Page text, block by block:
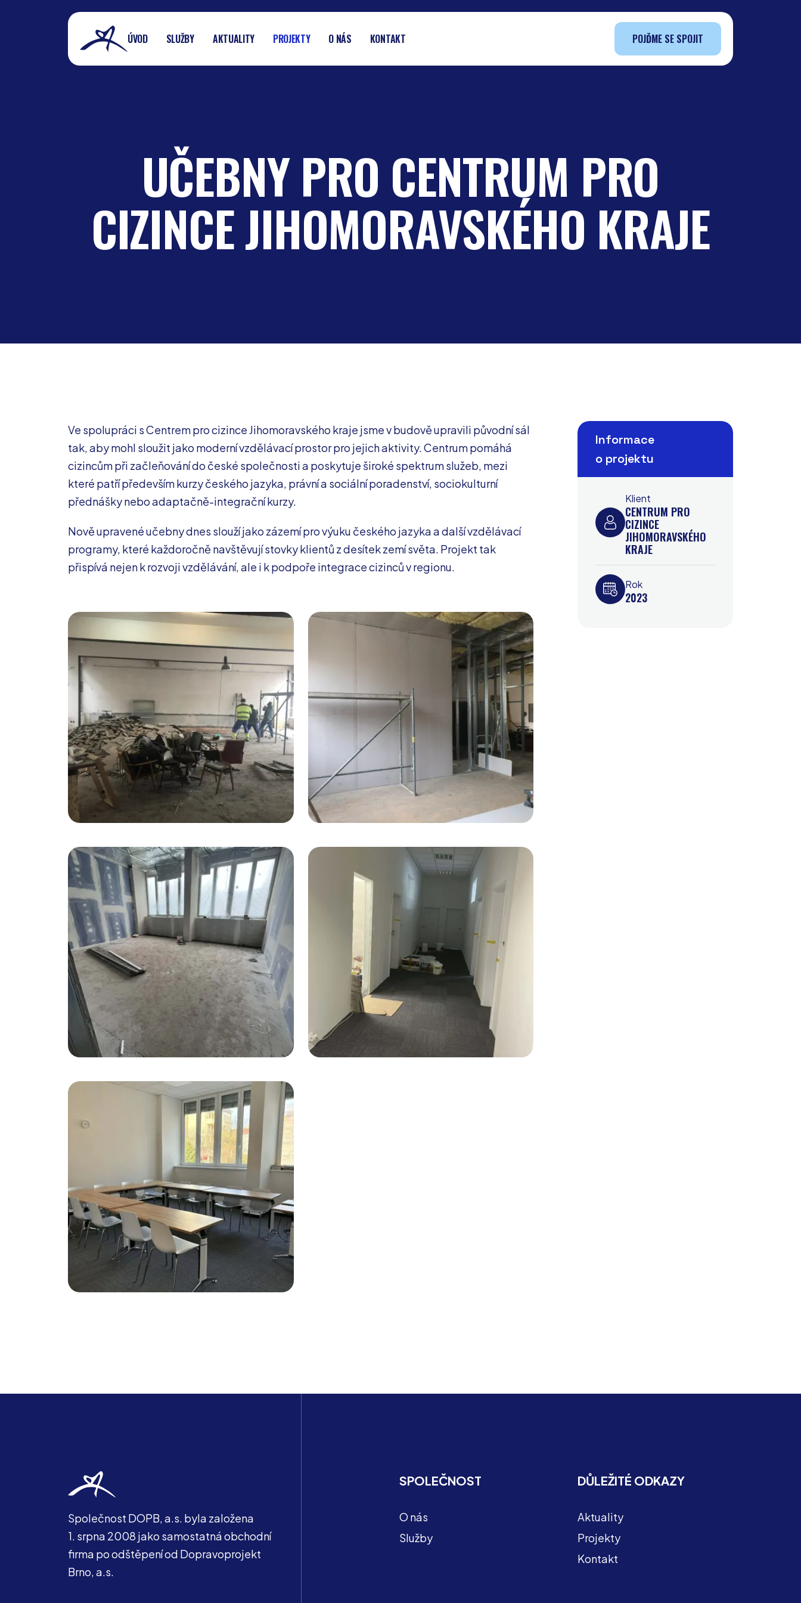
ÚVOD SLUŽBY AKTUALITY PROJEKTY O NÁS KONTAKT POJĎME SE SPOJIT
UČEBNY PRO CENTRUM PRO
CIZINCE JIHOMORAVSKÉHO KRAJE
Ve spolupráci s Centrem pro cizince Jihomoravského kraje jsme v budově upravili původní sál
tak, aby mohl sloužit jako moderní vzdělávací prostor pro jejich aktivity. Centrum pomáhá
cizincům při začleňování do české společnosti a poskytuje široké spektrum služeb, mezi
které patří především kurzy českého jazyka, právní a sociální poradenství, sociokulturní
přednášky nebo adaptačně-integrační kurzy.
Nově upravené učebny dnes slouží jako zázemí pro výuku českého jazyka a další vzdělávací
programy, které každoročně navštěvují stovky klientů z desítek zemí světa. Projekt tak
přispívá nejen k rozvoji vzdělávání, ale i k podpoře integrace cizinců v regionu.
Informace
o projektu
Klient
CENTRUM PRO
CIZINCE
JIHOMORAVSKÉHO
KRAJE
Rok
2023
Společnost DOPB, a.s. byla založena
1. srpna 2008 jako samostatná obchodní
firma po odštěpení od Dopravoprojekt
Brno, a.s.
SPOLEČNOST
O nás
Služby
DŮLEŽITÉ ODKAZY
Aktuality
Projekty
Kontakt